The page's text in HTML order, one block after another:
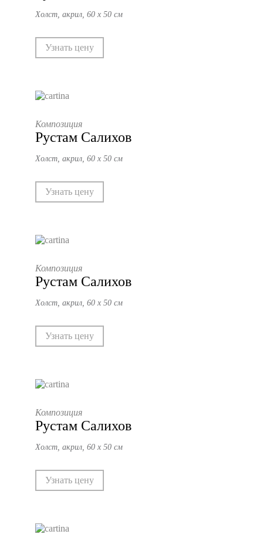
Кувейта.
Холст, акрил, 60 х 50 см
Узнать цену
Композиция
Рустам Салихов
Холст, акрил, 60 х 50 см
Узнать цену
Композиция
Рустам Салихов
Холст, акрил, 60 х 50 см
Узнать цену
Композиция
Рустам Салихов
Холст, акрил, 60 х 50 см
Узнать цену